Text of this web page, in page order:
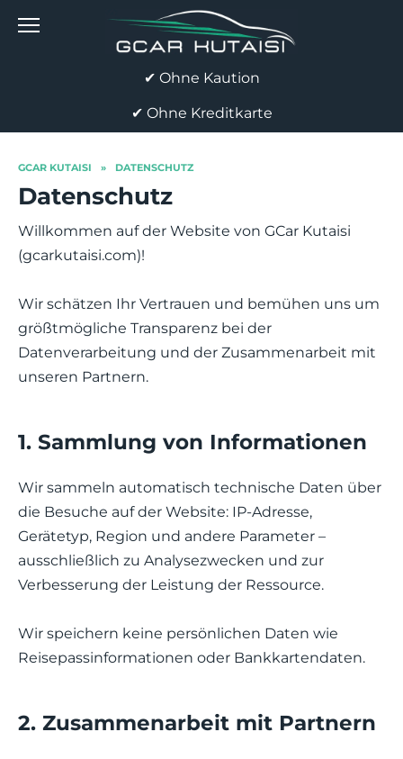
✔ Ohne Kaution
✔ Ohne Kreditkarte
GCAR KUTAISI » DATENSCHUTZ
Datenschutz
Willkommen auf der Website von GCar Kutaisi
(gcarkutaisi.com)!
Wir schätzen Ihr Vertrauen und bemühen uns um
größtmögliche Transparenz bei der
Datenverarbeitung und der Zusammenarbeit mit
unseren Partnern.
1. Sammlung von Informationen
Wir sammeln automatisch technische Daten über
die Besuche auf der Website: IP-Adresse,
Gerätetyp, Region und andere Parameter –
ausschließlich zu Analysezwecken und zur
Verbesserung der Leistung der Ressource.
Wir speichern keine persönlichen Daten wie
Reisepassinformationen oder Bankkartendaten.
2. Zusammenarbeit mit Partnern